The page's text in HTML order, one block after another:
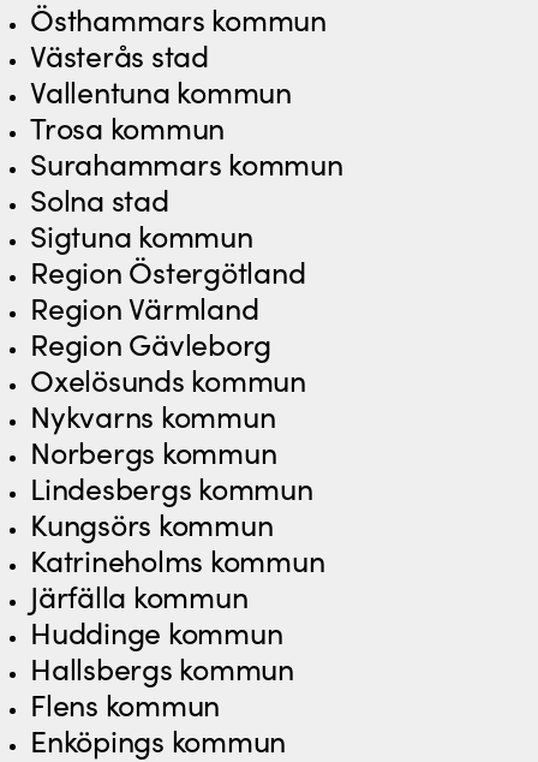
Östhammars kommun
Västerås stad
Vallentuna kommun
Trosa kommun
Surahammars kommun
Solna stad
Sigtuna kommun
Region Östergötland
Region Värmland
Region Gävleborg
Oxelösunds kommun
Nykvarns kommun
Norbergs kommun
Lindesbergs kommun
Kungsörs kommun
Katrineholms kommun
Järfälla kommun
Huddinge kommun
Hallsbergs kommun
Flens kommun
Enköpings kommun